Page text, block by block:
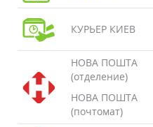
КУРЬЕР КИЕВ
НОВА ПОШТА
(отделение)
НОВА ПОШТА
(почтомат)